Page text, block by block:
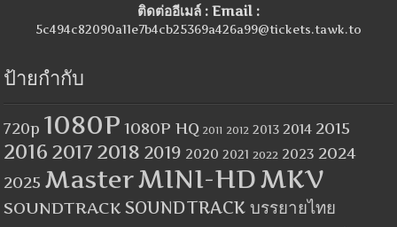
ติดต่ออีเมล์ : Email :
5c494c82090a11e7b4cb25369a426a99@tickets.tawk.to
ป้ายกำกับ
720p 1080P 1080P HQ 2011 2012 2013 2014 2015
2016 2017 2018 2019 2020 2021 2022 2023 2024
2025 MasterMINI-HDMKV
SOUNDTRACK SOUNDTRACK บรรยายไทย